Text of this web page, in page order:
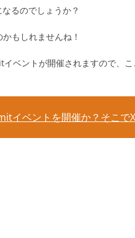
るのでしょうか？
もしれませんね！
ベントが開催されますので、
イベントを開催か？そこで